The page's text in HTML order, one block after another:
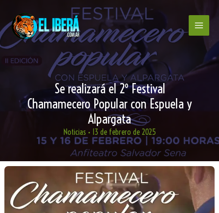
contenido
Se realizará el 2º Festival
Chamamecero Popular con Espuela y
Alpargata
Noticias • 13 de febrero de 2025